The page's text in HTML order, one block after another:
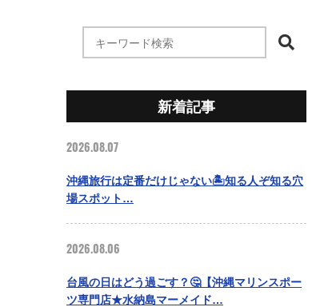
新着記事
2026.08.07
沖縄旅行は定番だけじゃない🏝️知る人ぞ知る穴
場スポット…
2026.08.06
台風の日はどう過ごす？🤔【沖縄マリンスポー
ツ専門店★水納島マーメイド…